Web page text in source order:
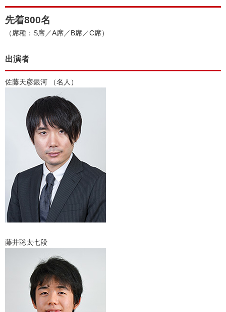
先着800名
（席種：S席／A席／B席／C席）
出演者
佐藤天彦銀河 （名人）
藤井聡太七段